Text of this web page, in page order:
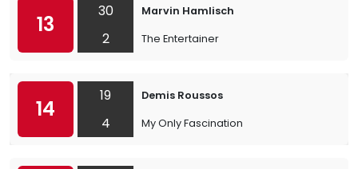
13
30
2
Marvin Hamlisch
The Entertainer
14
19
4
Demis Roussos
My Only Fascination